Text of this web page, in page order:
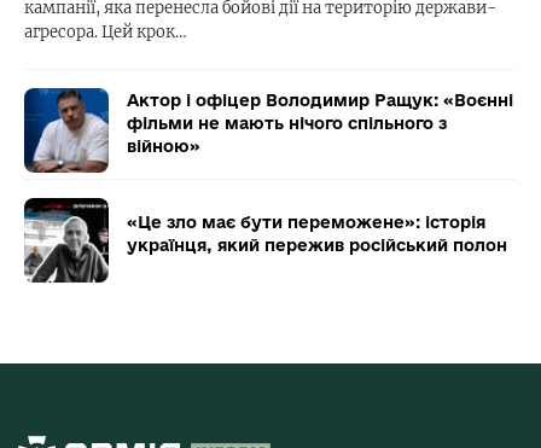
кампанії, яка перенесла бойові дії на територію держави-
агресора. Цей крок…
Актор і офіцер Володимир Ращук: «Воєнні
фільми не мають нічого спільного з
війною»
«Це зло має бути переможене»: історія
українця, який пережив російський полон